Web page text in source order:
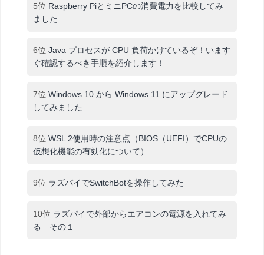
5位 Raspberry PiとミニPCの消費電力を比較してみ
ました
6位 Java プロセスが CPU 負荷かけているぞ！います
ぐ確認するべき手順を紹介します！
7位 Windows 10 から Windows 11 にアップグレード
してみました
8位 WSL 2使用時の注意点（BIOS（UEFI）でCPUの
仮想化機能の有効化について）
9位 ラズパイでSwitchBotを操作してみた
10位 ラズパイで外部からエアコンの電源を入れてみ
る その１